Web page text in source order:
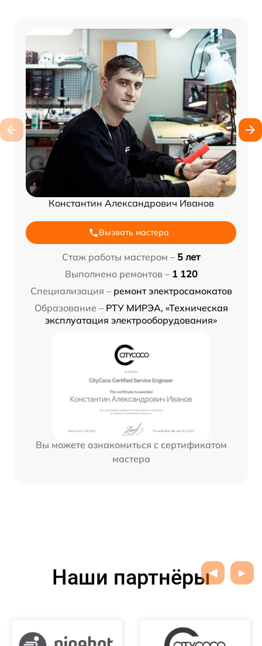
Константин Александрович Иванов
Вызвать мастера
Стаж работы мастером – 5 лет
Выполнено ремонтов – 1 120
Специализация – ремонт электросамокатов
Образование – РТУ МИРЭА, «Техническая
эксплуатация электрооборудования»
Вы можете ознакомиться с сертификатом
мастера
Наши партнёры